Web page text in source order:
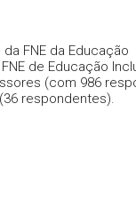
FNE da Educação
de Educação
(com 986
respondentes).